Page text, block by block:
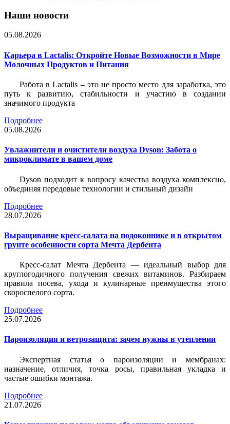
Наши новости
05.08.2026
Карьера в Lactalis: Откройте Новые Возможности в Мире
Молочных Продуктов и Питания
Работа в Lactalis – это не просто место для заработка, это
путь к развитию, стабильности и участию в создании
значимого продукта
Подробнее
05.08.2026
Увлажнители и очистители воздуха Dyson: Забота о
микроклимате в вашем доме
Dyson подходит к вопросу качества воздуха комплексно,
объединяя передовые технологии и стильный дизайн
Подробнее
28.07.2026
Выращивание кресс-салата на подоконнике и в открытом
грунте особенности сорта Мечта Дербента
Кресс-салат Мечта Дербента — идеальный выбор для
круглогодичного получения свежих витаминов. Разбираем
правила посева, ухода и кулинарные преимущества этого
скороспелого сорта.
Подробнее
25.07.2026
Пароизоляция и ветрозащита: зачем нужны в утеплении
Экспертная статья о пароизоляции и мембранах:
назначение, отличия, точка росы, правильная укладка и
частые ошибки монтажа.
Подробнее
21.07.2026